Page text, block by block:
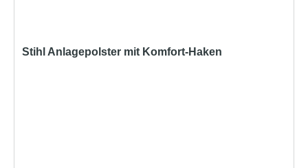
Stihl Anlagepolster mit Komfort-Haken